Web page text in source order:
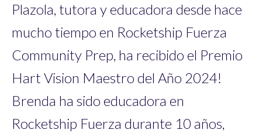
Plazola, tutora y educadora desde hace
mucho tiempo en Rocketship Fuerza
Community Prep, ha recibido el Premio
Hart Vision Maestro del Año 2024!
Brenda ha sido educadora en
Rocketship Fuerza durante 10 años,